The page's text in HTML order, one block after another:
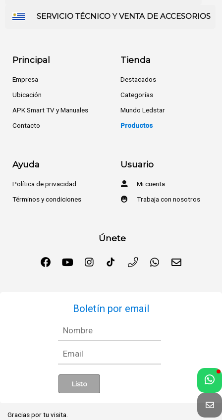
SERVICIO TÉCNICO Y VENTA DE ACCESORIOS
Principal
Empresa
Ubicación
APK Smart TV y Manuales
Contacto
Tienda
Destacados
Categorías
Mundo Ledstar
Productos
Ayuda
Política de privacidad
Términos y condiciones
Usuario
Mi cuenta
Trabaja con nosotros
Únete
Boletín por email
Gracias por tu visita.